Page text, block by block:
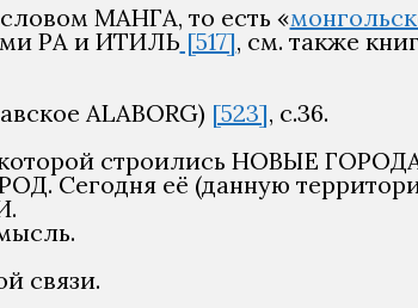
МАНГА, то есть «
РА и ИТИЛЬ[517], см. также
ALABORG) [523], с.36.
строились НОВЫЕ
Сегодня её (данную
связи.